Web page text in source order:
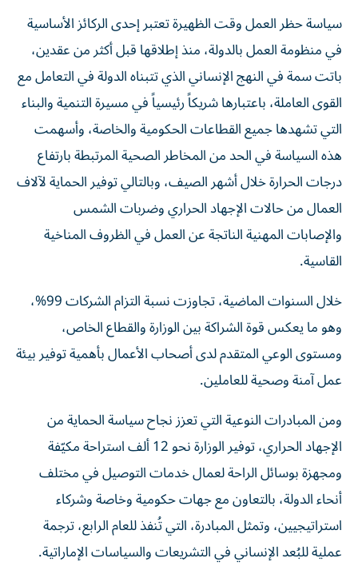
سياسة حظر العمل وقت الظهيرة تعتبر إحدى الركائز الأساسية
في منظومة العمل بالدولة، منذ إطلاقها قبل أكثر من عقدين،
باتت سمة في النهج الإنساني الذي تتبناه الدولة في التعامل مع
القوى العاملة، باعتبارها شريكاً رئيسياً في مسيرة التنمية والبناء
التي تشهدها جميع القطاعات الحكومية والخاصة، وأسهمت
هذه السياسة في الحد من المخاطر الصحية المرتبطة بارتفاع
درجات الحرارة خلال أشهر الصيف، وبالتالي توفير الحماية لآلاف
العمال من حالات الإجهاد الحراري وضربات الشمس
والإصابات المهنية الناتجة عن العمل في الظروف المناخية
القاسية.
خلال السنوات الماضية، تجاوزت نسبة التزام الشركات 99%،
وهو ما يعكس قوة الشراكة بين الوزارة والقطاع الخاص،
ومستوى الوعي المتقدم لدى أصحاب الأعمال بأهمية توفير بيئة
عمل آمنة وصحية للعاملين.
ومن المبادرات النوعية التي تعزز نجاح سياسة الحماية من
الإجهاد الحراري، توفير الوزارة نحو 12 ألف استراحة مكيّفة
ومجهزة بوسائل الراحة لعمال خدمات التوصيل في مختلف
أنحاء الدولة، بالتعاون مع جهات حكومية وخاصة وشركاء
استراتيجيين، وتمثل المبادرة، التي تُنفذ للعام الرابع، ترجمة
عملية للبُعد الإنساني في التشريعات والسياسات الإماراتية.